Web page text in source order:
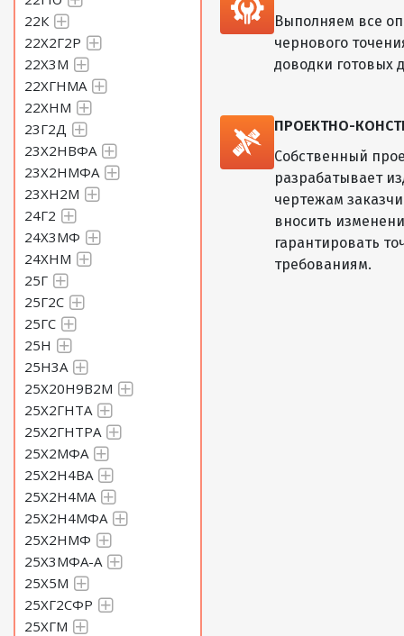
22К
22Х2Г2Р
22Х3М
22ХГНМА
22ХНМ
23Г2Д
23Х2НВФА
23Х2НМФА
23ХН2М
24Г2
24Х3МФ
24ХНМ
25Г
25Г2С
25ГС
25Н
25Н3А
25Х20Н9В2М
25Х2ГНТА
25Х2ГНТРА
25Х2МФА
25Х2Н4ВА
25Х2Н4МА
25Х2Н4МФА
25Х2НМФ
25Х3МФА-А
25Х5М
25ХГ2СФР
25ХГМ
Выполняем все
чернового
доводки готовых
ПРОЕКТНО-
Собственный
разрабатывает
чертежам
вносить
гарантировать
требованиям.